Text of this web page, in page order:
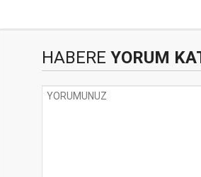
HABERE YORUM